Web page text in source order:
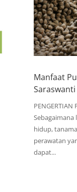
Manfaat
Saraswanti
PENGERTIAN
hidup,
perawatan
dapat...